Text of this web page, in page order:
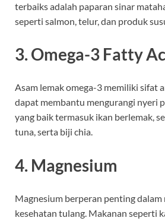
terbaiks adalah paparan sinar
seperti salmon, telur, dan produk
3. Omega-3 Fatty
Asam lemak omega-3 memiliki sifat
dapat membantu mengurangi nyeri
yang baik termasuk ikan berlemak,
tuna, serta biji chia.
4. Magnesium
Magnesium berperan penting dalam
kesehatan tulang. Makanan seperti